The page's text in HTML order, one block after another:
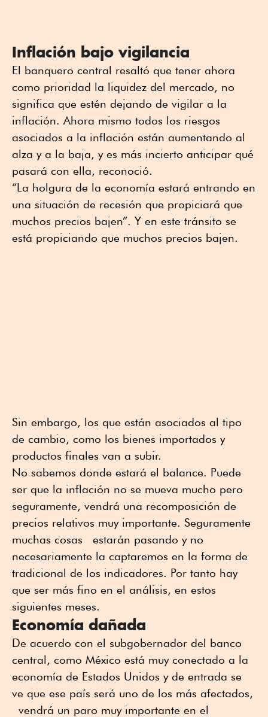
Inflación bajo vigilancia
El banquero central resaltó que tener ahora
como prioridad la liquidez del mercado, no
significa que estén dejando de vigilar a la
inflación. Ahora mismo todos los riesgos
asociados a la inflación están aumentando al
alza y a la baja, y es más incierto anticipar qué
pasará con ella, reconoció.
“La holgura de la economía estará entrando en
una situación de recesión que propiciará que
muchos precios bajen”. Y en este tránsito se
está propiciando que muchos precios bajen.
Sin embargo, los que están asociados al tipo
de cambio, como los bienes importados y
productos finales van a subir.
No sabemos donde estará el balance. Puede
ser que la inflación no se mueva mucho pero
seguramente, vendrá una recomposición de
precios relativos muy importante. Seguramente
muchas cosas estarán pasando y no
necesariamente la captaremos en la forma de
tradicional de los indicadores. Por tanto hay
que ser más fino en el análisis, en estos
siguientes meses.
Economía dañada
De acuerdo con el subgobernador del banco
central, como México está muy conectado a la
economía de Estados Unidos y de entrada se
ve que ese país será uno de los más afectados,
vendrá un paro muy importante en el